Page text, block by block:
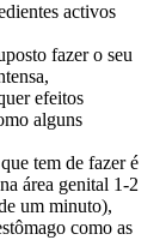
activos
fazer o seu
efeitos
alguns
tem de fazer é
área genital 1-2
um minuto),
como as